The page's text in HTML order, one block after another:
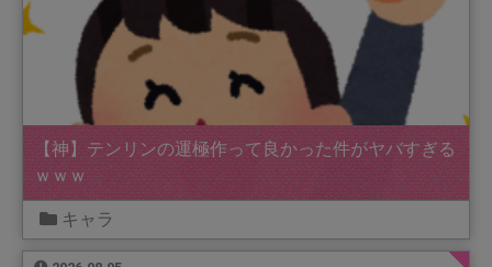
【神】テンリンの運極作って良かった件がヤバすぎる
ｗｗｗ
キャラ